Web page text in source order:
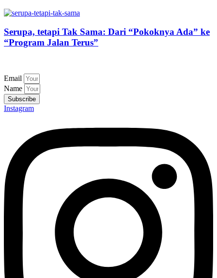
Serupa, tetapi Tak Sama: Dari “Pokoknya Ada” ke
“Program Jalan Terus”
Email
Name
Subscribe
Instagram